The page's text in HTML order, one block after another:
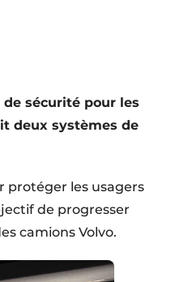
sécurité pour les
deux systèmes de
protéger les usagers
de progresser
camions Volvo.